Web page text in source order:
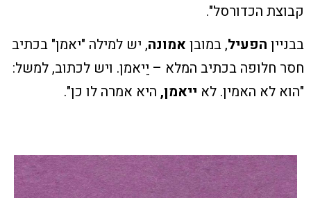
קבוצת הכדורסל".
בבניין הפעיל, במובן אמונה, יש למילה "יאמן" בכתיב
חסר חלופה בכתיב המלא – יֵיאמן. ויש לכתוב, למשל:
"הוא לא האמין. לא ייאמן, היא אמרה לו כן".